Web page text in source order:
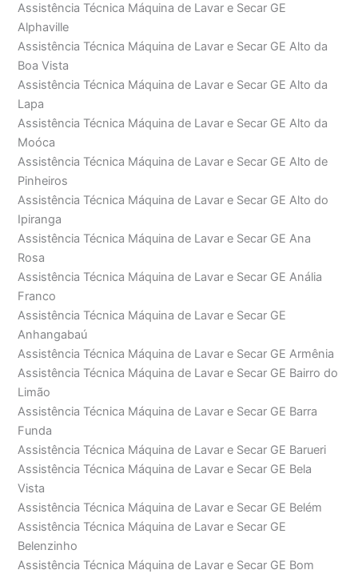
Assistência Técnica Máquina de Lavar e Secar GE
Alphaville
Assistência Técnica Máquina de Lavar e Secar GE Alto da
Boa Vista
Assistência Técnica Máquina de Lavar e Secar GE Alto da
Lapa
Assistência Técnica Máquina de Lavar e Secar GE Alto da
Moóca
Assistência Técnica Máquina de Lavar e Secar GE Alto de
Pinheiros
Assistência Técnica Máquina de Lavar e Secar GE Alto do
Ipiranga
Assistência Técnica Máquina de Lavar e Secar GE Ana
Rosa
Assistência Técnica Máquina de Lavar e Secar GE Anália
Franco
Assistência Técnica Máquina de Lavar e Secar GE
Anhangabaú
Assistência Técnica Máquina de Lavar e Secar GE Armênia
Assistência Técnica Máquina de Lavar e Secar GE Bairro do
Limão
Assistência Técnica Máquina de Lavar e Secar GE Barra
Funda
Assistência Técnica Máquina de Lavar e Secar GE Barueri
Assistência Técnica Máquina de Lavar e Secar GE Bela
Vista
Assistência Técnica Máquina de Lavar e Secar GE Belém
Assistência Técnica Máquina de Lavar e Secar GE
Belenzinho
Assistência Técnica Máquina de Lavar e Secar GE Bom